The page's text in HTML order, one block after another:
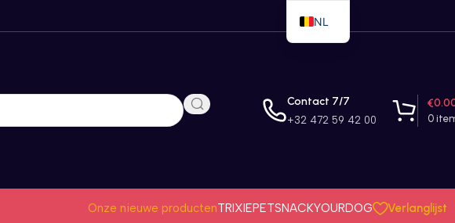
Contact 7/7
+32 472 59 42 00 0
€
Onze nieuwe productenTRIXIEPETSNACKYOURDOG
Verlanglijst
NL
EN